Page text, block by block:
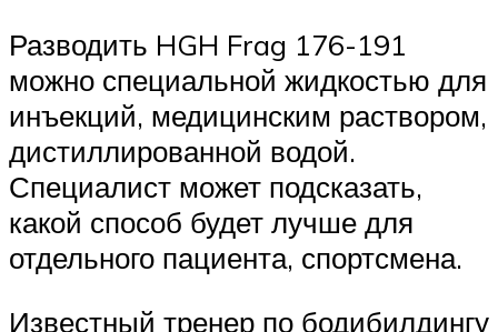
Разводить HGH Frag 176-191
можно специальной жидкостью для
инъекций, медицинским раствором,
дистиллированной водой.
Специалист может подсказать,
какой способ будет лучше для
отдельного пациента, спортсмена.
Известный тренер по бодибилдингу